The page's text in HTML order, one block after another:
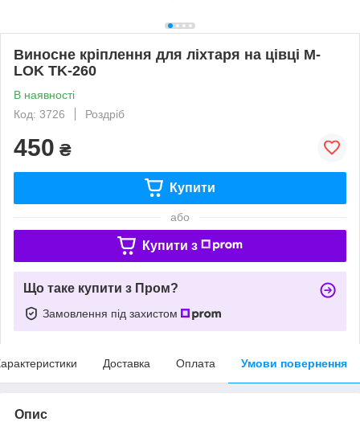
Виносне кріплення для ліхтаря на цівці M-
LOK TK-260
В наявності
Код: 3726
Роздріб
450 ₴
Купити
або
Купити з
Що таке купити з Пром?
Замовлення під захистом
Доставка Оплата Умови повернення
Опис